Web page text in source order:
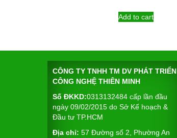
Add to cart
CÔNG TY TNHH TM DV PHÁT TRIỂN
CÔNG NGHỆ THIÊN MINH
Số ĐKKD:0313132484 cấp lần đầu
ngày 09/02/2015 do Sở Kế hoạch &
Đầu tư TP.HCM
Địa chỉ: 57 Đường số 2, Phường An